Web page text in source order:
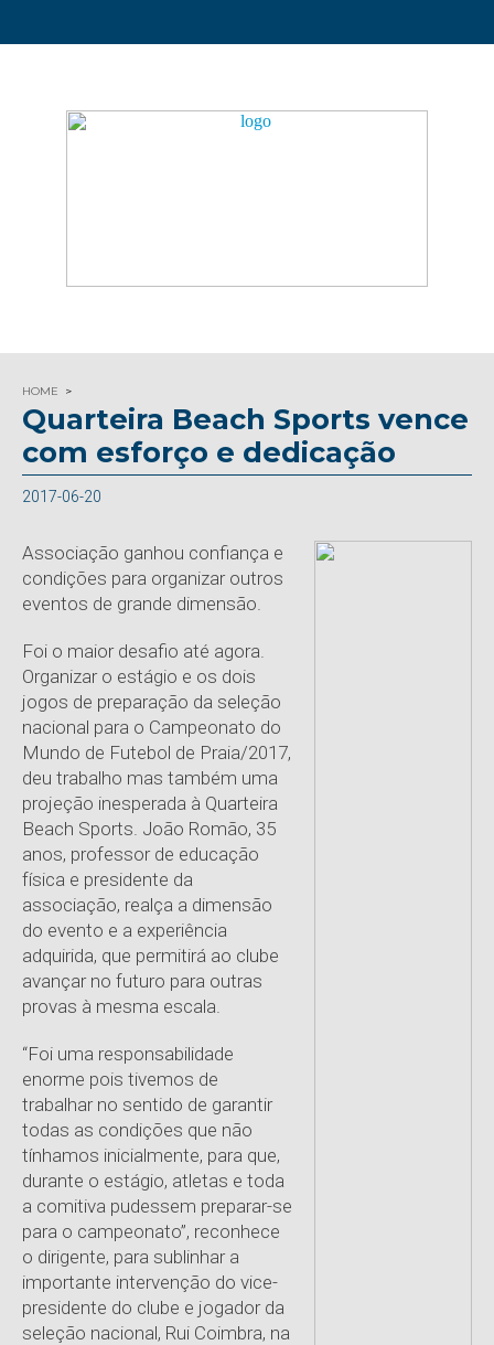
HOME
Quarteira Beach Sports vence
com esforço e dedicação
2017-06-20
Associação ganhou confiança e
condições para organizar outros
eventos de grande dimensão.
Foi o maior desafio até agora.
Organizar o estágio e os dois
jogos de preparação da seleção
nacional para o Campeonato do
Mundo de Futebol de Praia/2017,
deu trabalho mas também uma
projeção inesperada à Quarteira
Beach Sports. João Romão, 35
anos, professor de educação
física e presidente da
associação, realça a dimensão
do evento e a experiência
adquirida, que permitirá ao clube
avançar no futuro para outras
provas à mesma escala.
“Foi uma responsabilidade
enorme pois tivemos de
trabalhar no sentido de garantir
todas as condições que não
tínhamos inicialmente, para que,
durante o estágio, atletas e toda
a comitiva pudessem preparar-se
para o campeonato”, reconhece
o dirigente, para sublinhar a
importante intervenção do vice-
presidente do clube e jogador da
seleção nacional, Rui Coimbra, na